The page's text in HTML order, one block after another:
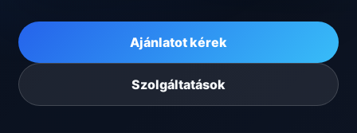
Ajánlatot kérek
Szolgáltatások